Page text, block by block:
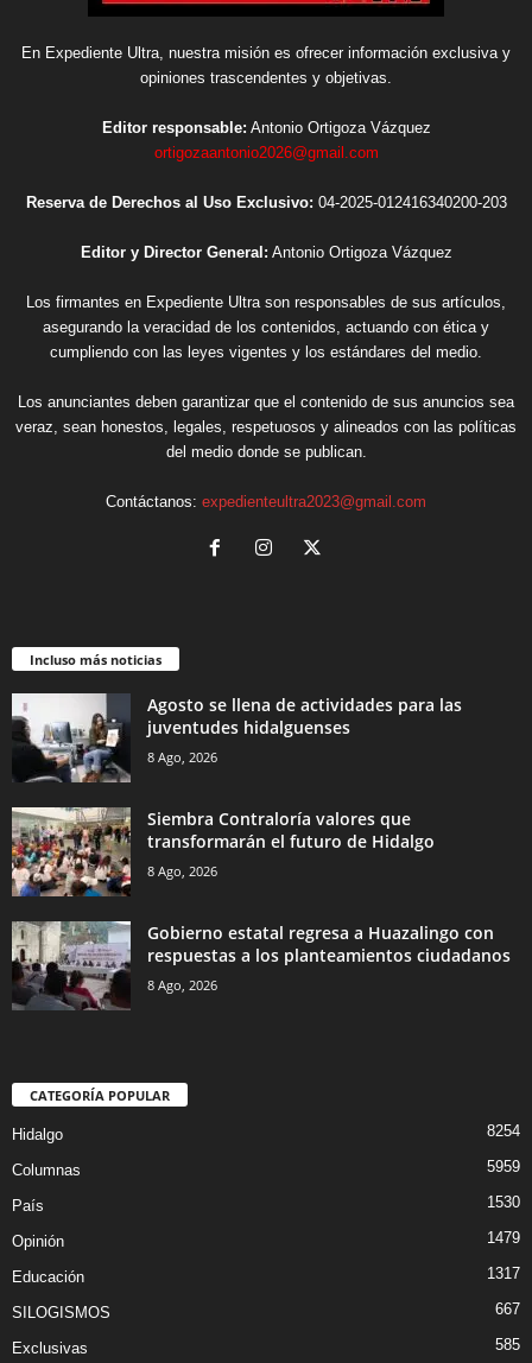
En Expediente Ultra, nuestra misión es ofrecer información exclusiva y
opiniones trascendentes y objetivas.
Editor responsable: Antonio Ortigoza Vázquez
ortigozaantonio2026@gmail.com
Reserva de Derechos al Uso Exclusivo: 04-2025-012416340200-203
Editor y Director General: Antonio Ortigoza Vázquez
Los firmantes en Expediente Ultra son responsables de sus artículos,
asegurando la veracidad de los contenidos, actuando con ética y
cumpliendo con las leyes vigentes y los estándares del medio.
Los anunciantes deben garantizar que el contenido de sus anuncios sea
veraz, sean honestos, legales, respetuosos y alineados con las políticas
del medio donde se publican.
Contáctanos: expedienteultra2023@gmail.com
Incluso más noticias
Agosto se llena de actividades para las
juventudes hidalguenses
8 Ago, 2026
Siembra Contraloría valores que
transformarán el futuro de Hidalgo
8 Ago, 2026
Gobierno estatal regresa a Huazalingo con
respuestas a los planteamientos ciudadanos
8 Ago, 2026
CATEGORÍA POPULAR
Hidalgo 8254
Columnas 5959
País 1530
Opinión 1479
Educación 1317
SILOGISMOS 667
Exclusivas 585